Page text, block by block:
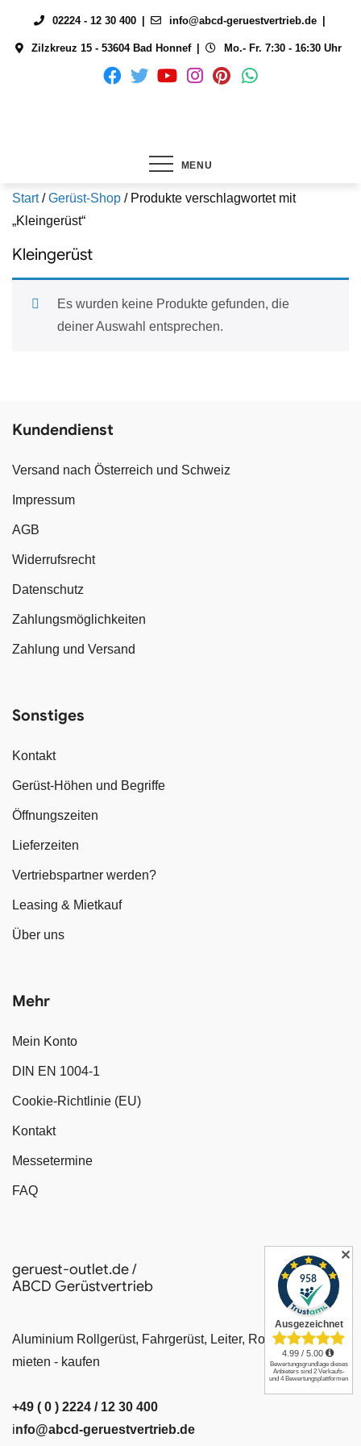
content
02224 - 12 30 400 info@abcd-geruestvertrieb.de
Zilzkreuz 15 - 53604 Bad Honnef Mo.- Fr. 7:30 - 16:30 Uhr
MENU
Start/Gerüst-Shop / Produkte verschlagwortet mit
„Kleingerüst“
Kleingerüst
Es wurden keine Produkte gefunden, die
deiner Auswahl entsprechen.
Kundendienst
Versand nach Österreich und Schweiz
Impressum
AGB
Widerrufsrecht
Datenschutz
Zahlungsmöglichkeiten
Zahlung und Versand
Sonstiges
Kontakt
Gerüst-Höhen und Begriffe
Öffnungszeiten
Lieferzeiten
Vertriebspartner werden?
Leasing & Mietkauf
Über uns
Mehr
Mein Konto
DIN EN 1004-1
Cookie-Richtlinie (EU)
Kontakt
Messetermine
FAQ
geruest-outlet.de /
ABCD Gerüstvertrieb
Aluminium Rollgerüst, Fahrgerüst, Leiter, Rollrüstung
mieten - kaufen
+49 ( 0 ) 2224 / 12 30 400
info@abcd-geruestvertrieb.de
✕